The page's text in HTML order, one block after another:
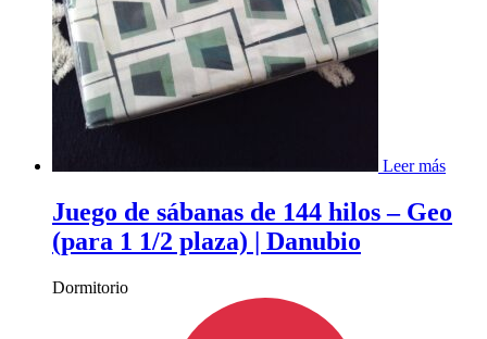
Leer más
Juego de sábanas de 144 hilos – Geo
(para 1 1/2 plaza) | Danubio
Dormitorio